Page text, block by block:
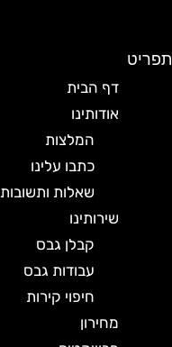
תפריט
דף הבית
אודותינו
המלצות
כתבו עלינו
שאלות ותשובות
שירותינו
קבלן גבס
עבודות גבס
חיפוי קירות
מחירון